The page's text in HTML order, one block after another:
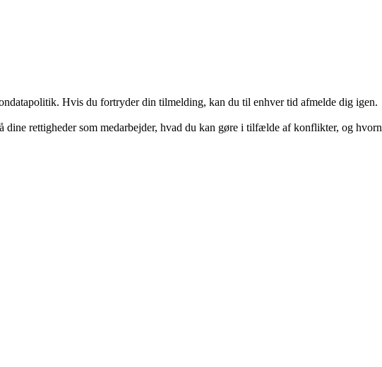
Hvis du fortryder din tilmelding, kan du til enhver tid afmelde dig igen.
rettigheder som medarbejder, hvad du kan gøre i tilfælde af konflikter, og